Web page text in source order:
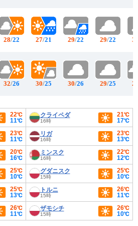
28/22
32/26
27/21
30/25
29/22
30/26
29/22
29/25
22℃
11℃
クライペダ
16時
21℃
17℃
23℃
11℃
リガ
16時
23℃
13℃
20℃
16℃
ミンスク
16時
22℃
12℃
25℃
10℃
グダニスク
15時
25℃
10℃
25℃
13℃
トルニ
15時
26℃
11℃
26℃
11℃
ザモシチ
15時
26℃
10℃